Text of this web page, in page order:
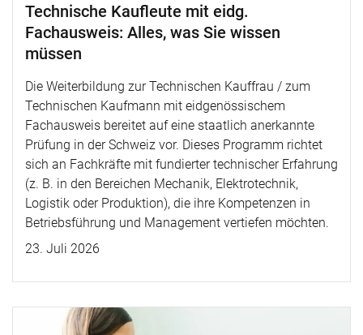
Technische Kaufleute mit eidg.
Fachausweis: Alles, was Sie wissen
müssen
Die Weiterbildung zur Technischen Kauffrau / zum
Technischen Kaufmann mit eidgenössischem
Fachausweis bereitet auf eine staatlich anerkannte
Prüfung in der Schweiz vor. Dieses Programm richtet
sich an Fachkräfte mit fundierter technischer Erfahrung
(z. B. in den Bereichen Mechanik, Elektrotechnik,
Logistik oder Produktion), die ihre Kompetenzen in
Betriebsführung und Management vertiefen möchten.
23. Juli 2026